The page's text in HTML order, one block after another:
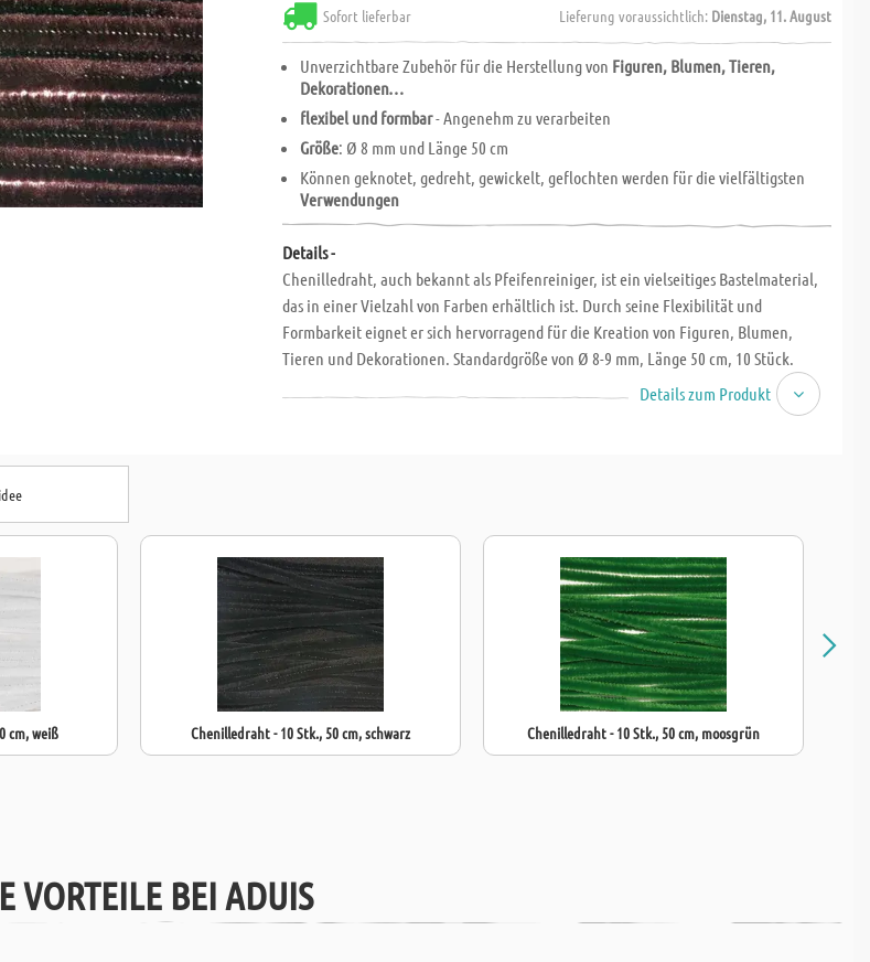
Sofort lieferbar Lieferung voraussichtlich: Dienstag, 11. August
Unverzichtbare Zubehör für die Herstellung von Figuren, Blumen, Tieren,
Dekorationen…
flexibel und formbar- Angenehm zu verarbeiten
Größe: Ø 8 mm und Länge 50 cm
Können geknotet, gedreht, gewickelt, geflochten werden für die vielfältigsten
Verwendungen
Details -
Chenilledraht, auch bekannt als Pfeifenreiniger, ist ein vielseitiges Bastelmaterial,
das in einer Vielzahl von Farben erhältlich ist. Durch seine Flexibilität und
Formbarkeit eignet er sich hervorragend für die Kreation von Figuren, Blumen,
Tieren und Dekorationen. Standardgröße von Ø 8-9 mm, Länge 50 cm, 10 Stück.
Details zum Produkt
cm, weiß Chenilledraht - 10 Stk., 50 cm, schwarz Chenilledraht - 10 Stk., 50 cm, moosgrün
VORTEILE BEI ADUIS